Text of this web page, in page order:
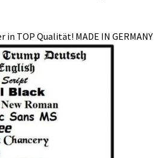
TOP Qualität! MADE IN GERMANY